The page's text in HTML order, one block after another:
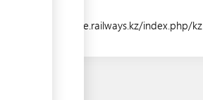
https://iservice.railways.kz/index.php/kz